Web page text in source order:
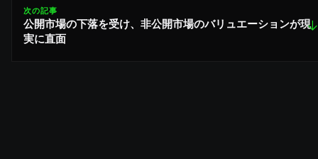
次の記事
公開市場の下落を受け、非公開市場のバリュエーションが現
実に直面
↓